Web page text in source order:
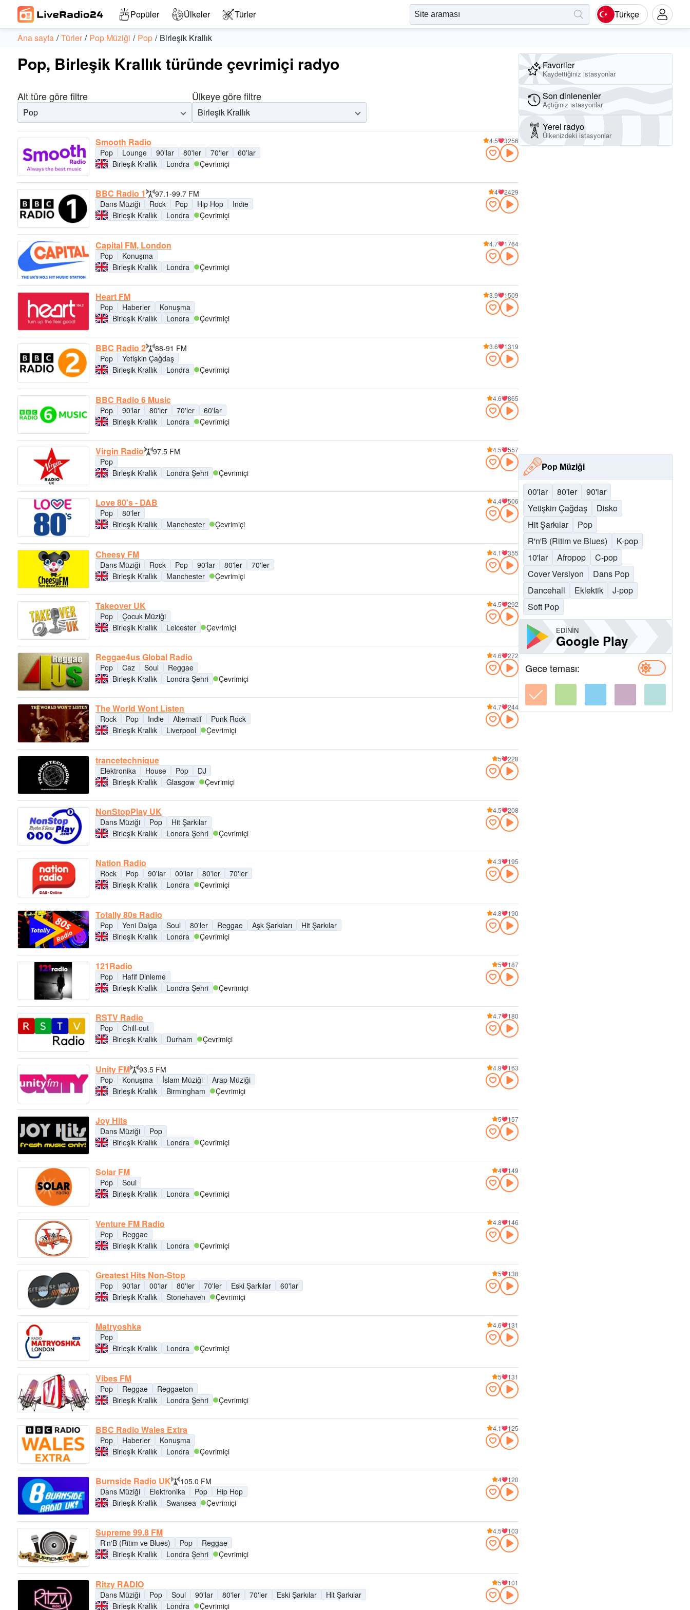
Popüler Ülkeler Türler Türkçe
Ana sayfa Türler Pop Müziği Pop Birleşik Krallık
Pop, Birleşik Krallık türünde çevrimiçi radyo
Alt türe göre filtre
Pop
Ülkeye göre filtre
Birleşik Krallık
Smooth Radio
Pop Lounge 90'lar 80'ler 70'ler
60'lar
Birleşik Krallık
Londra Çevrimiçi
4.5 3256
BBC Radio 1
97.1-99.7 FM
Dans Müziği
Rock Pop Hip Hop
Indie
Birleşik Krallık
Londra Çevrimiçi
4 2429
Capital FM, London
Pop
Konuşma
Birleşik Krallık
Londra Çevrimiçi
4.7 1764
Heart FM
Pop Haberler
Konuşma
Birleşik Krallık
Londra Çevrimiçi
3.9 1509
BBC Radio 2
88-91 FM
Pop
Yetişkin Çağdaş
Birleşik Krallık
Londra Çevrimiçi
3.6 1319
BBC Radio 6 Music
Pop 90'lar 80'ler 70'ler
60'lar
Birleşik Krallık
Londra Çevrimiçi
4.6 865
Virgin Radio
97.5 FM
Pop
Birleşik Krallık
Londra Şehri Çevrimiçi
4.5 557
Love 80's - DAB
Pop
80'ler
Birleşik Krallık
Manchester Çevrimiçi
4.4 506
Cheesy FM
Dans Müziği Rock Pop 90'lar 80'ler
70'ler
Birleşik Krallık
Manchester Çevrimiçi
4.1 355
Takeover UK
Pop
Çocuk Müziği
Birleşik Krallık
Leicester Çevrimiçi
4.5 292
Reggae4us Global Radio
Pop Caz Soul
Reggae
Birleşik Krallık
Londra Şehri Çevrimiçi
4.6 272
The World Wont Listen
Rock Pop Indie Alternatif
Punk Rock
Birleşik Krallık
Liverpool Çevrimiçi
4.7 244
trancetechnique
Elektronika House Pop
DJ
Birleşik Krallık
Glasgow Çevrimiçi
5 228
NonStopPlay UK
Dans Müziği Pop
Hit Şarkılar
Birleşik Krallık
Londra Şehri Çevrimiçi
4.5 208
Nation Radio
Rock Pop 90'lar 00'lar 80'ler
70'ler
Birleşik Krallık
Londra Çevrimiçi
4.3 195
Totally 80s Radio
Pop Yeni Dalga Soul 80'ler Reggae Aşk Şarkıları
Hit Şarkılar
Birleşik Krallık
Londra Çevrimiçi
4.8 190
121Radio
Pop
Hafif Dinleme
Birleşik Krallık
Londra Şehri Çevrimiçi
5 187
RSTV Radio
Pop
Chill-out
Birleşik Krallık
Durham Çevrimiçi
4.7 180
Unity FM
93.5 FM
Pop
Konuşma İslam Müziği
Arap Müziği
Birleşik Krallık
Birmingham Çevrimiçi
4.9 163
Joy Hits
Dans Müziği
Pop
Birleşik Krallık
Londra Çevrimiçi
5 157
Solar FM
Pop
Soul
Birleşik Krallık
Londra Çevrimiçi
4 149
Venture FM Radio
Pop
Reggae
Birleşik Krallık
Londra Çevrimiçi
4.8 146
Greatest Hits Non-Stop
Pop 90'lar 00'lar 80'ler 70'ler Eski Şarkılar
60'lar
Birleşik Krallık
Stonehaven Çevrimiçi
5 138
Matryoshka
Pop
Birleşik Krallık
Londra Çevrimiçi
4.6 131
Vibes FM
Pop Reggae
Reggaeton
Birleşik Krallık
Londra Şehri Çevrimiçi
5 131
BBC Radio Wales Extra
Pop Haberler
Konuşma
Birleşik Krallık
Londra Çevrimiçi
4.1 125
Burnside Radio UK
105.0 FM
Dans Müziği
Elektronika Pop
Hip Hop
Birleşik Krallık
Swansea Çevrimiçi
4 120
Supreme 99.8 FM
R'n'B (Ritim ve Blues) Pop
Reggae
Birleşik Krallık
Londra Şehri Çevrimiçi
4.5 103
Ritzy RADIO
Dans Müziği Pop Soul 90'lar 80'ler 70'ler Eski Şarkılar
Hit Şarkılar
Birleşik Krallık
Londra Çevrimiçi
5 101
Favoriler
Kaydettiğiniz istasyonlar
Son dinlenenler
Açtığınız istasyonlar
Yerel radyo
Ülkenizdeki istasyonlar
Pop Müziği
00'lar 80'ler
90'lar
Yetişkin Çağdaş
Disko
Hit Şarkılar
Pop
R'n'B (Ritim ve Blues)
K-pop
10'lar
Afropop
C-pop
Cover Versiyon
Dans Pop
Dancehall
Eklektik
J-pop
Soft Pop
EDININ
Google Play
Gece teması: